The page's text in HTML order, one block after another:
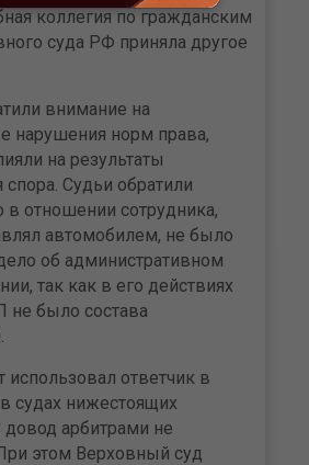
коллегия по гражданским
суда РФ приняла другое
внимание на
нарушения норм права,
на результаты
спора. Судьи обратили
в отношении сотрудника,
автомобилем, не было
об административном
так как в его действиях
не было состава
использовал ответчик в
судах нижестоящих
довод арбитрами не
этом Верховный суд